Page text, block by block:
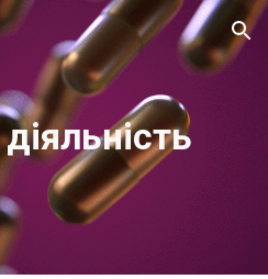
Skip to navigation